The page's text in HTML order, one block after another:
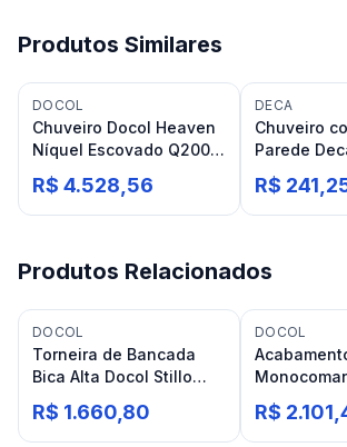
Produtos Similares
DOCOL
Chuveiro Docol Heaven
Níquel Escovado Q200
parede
R$ 4.528,56
DECA
Chuveiro
Parede
Cromado
R$
Produtos Relacionados
DOCOL
Torneira de Bancada
Bica Alta Docol Stillo
Níquel Escovado
R$ 1.660,80
DOCOL
Escovado
R$